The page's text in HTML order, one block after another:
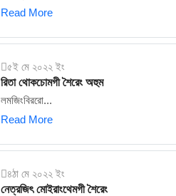
Read More
৫ই মে ২০২২ ইং
রিতা থোকচোমগী শৈরেং অহুম
লমজিংবিররো...
Read More
৪ঠা মে ২০২২ ইং
নেত্রজিৎ মোইরাংথেমগী শৈরেং